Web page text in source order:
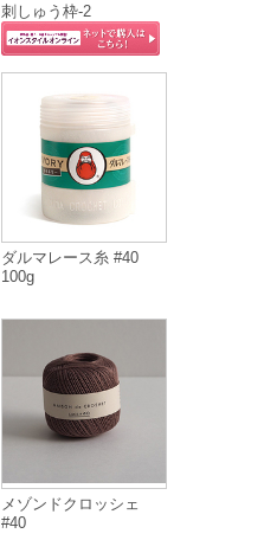
刺しゅう枠-2
ダルマレース糸 #40
100g
メゾンドクロッシェ
#40